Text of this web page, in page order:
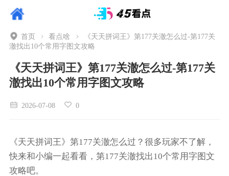
首页 看点啥
《天天拼词王》第177关澈怎么过-第177关
澈找出10个常用字图文攻略
《天天拼词王》第177关澈怎么过-第177关
澈找出10个常用字图文攻略
2026-07-08 0
《天天拼词王》第177关澈怎么过？很多玩家不了解，
快来和小编一起看看，第177关澈找出10个常用字图文
攻略吧。